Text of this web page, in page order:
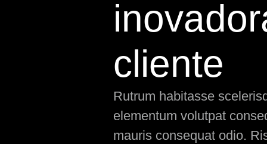
cliente
Rutrum habitasse
elementum volutpat
mauris consequat odio.